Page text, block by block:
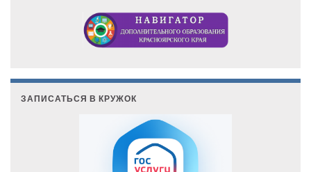
ЗАПИСАТЬСЯ В КРУЖОК